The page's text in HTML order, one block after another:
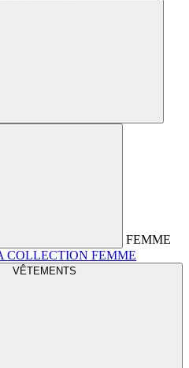
FEMME
COLLECTION FEMME
VÊTEMENTS